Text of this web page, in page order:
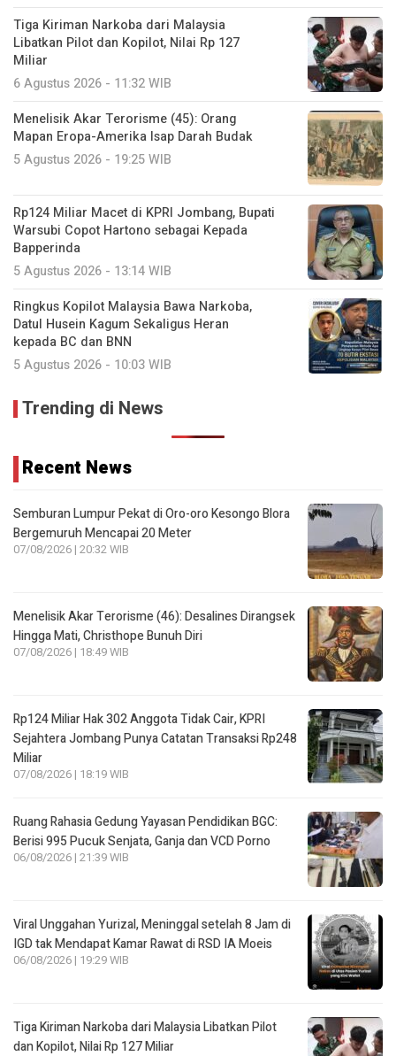
Tiga Kiriman Narkoba dari Malaysia
Libatkan Pilot dan Kopilot, Nilai Rp 127
Miliar
6 Agustus 2026 - 11:32 WIB
Menelisik Akar Terorisme (45): Orang
Mapan Eropa-Amerika Isap Darah Budak
5 Agustus 2026 - 19:25 WIB
Rp124 Miliar Macet di KPRI Jombang, Bupati
Warsubi Copot Hartono sebagai Kepada
Bapperinda
5 Agustus 2026 - 13:14 WIB
Ringkus Kopilot Malaysia Bawa Narkoba,
Datul Husein Kagum Sekaligus Heran
kepada BC dan BNN
5 Agustus 2026 - 10:03 WIB
Trending di News
Recent News
Semburan Lumpur Pekat di Oro-oro Kesongo Blora
Bergemuruh Mencapai 20 Meter
07/08/2026 | 20:32 WIB
Menelisik Akar Terorisme (46): Desalines Dirangsek
Hingga Mati, Christhope Bunuh Diri
07/08/2026 | 18:49 WIB
Rp124 Miliar Hak 302 Anggota Tidak Cair, KPRI
Sejahtera Jombang Punya Catatan Transaksi Rp248
Miliar
07/08/2026 | 18:19 WIB
Ruang Rahasia Gedung Yayasan Pendidikan BGC:
Berisi 995 Pucuk Senjata, Ganja dan VCD Porno
06/08/2026 | 21:39 WIB
Viral Unggahan Yurizal, Meninggal setelah 8 Jam di
IGD tak Mendapat Kamar Rawat di RSD IA Moeis
06/08/2026 | 19:29 WIB
Tiga Kiriman Narkoba dari Malaysia Libatkan Pilot
dan Kopilot, Nilai Rp 127 Miliar